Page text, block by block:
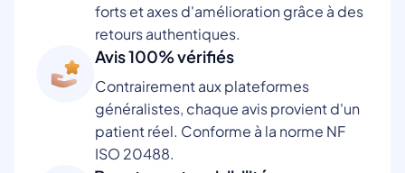
forts et axes d'amélioration grâce à des
retours authentiques.
Avis 100% vérifiés
Contrairement aux plateformes
généralistes, chaque avis provient d'un
patient réel. Conforme à la norme NF
ISO 20488.